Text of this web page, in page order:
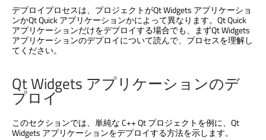
デプロイプロセスは、プロジェクトがQt Widgets アプリケーショ
ンかQt Quickアプリケーションかによって異なります。 Qt Quick
アプリケーションだけをデプロイする場合でも、まずQt Widgets
アプリケーションのデプロイについて読んで、プロセスを理解し
てください。
Qt Widgets アプリケーションのデ
プロイ
このセクションでは、単純な C++ Qt プロジェクトを例に、 Qt
Widgets アプリケーションをデプロイする方法を示します。